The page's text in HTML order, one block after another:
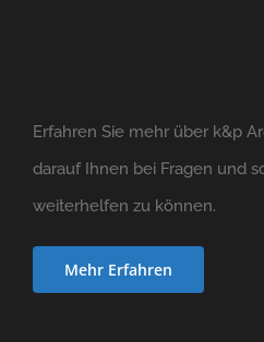
Erfahren Sie mehr über k&p
darauf Ihnen bei Fragen und
weiterhelfen zu können.
Mehr Erfahren